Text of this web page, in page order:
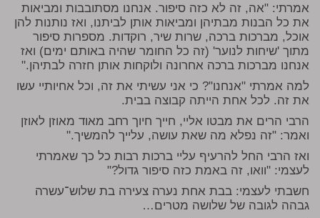
אמרתי: "אה, זה לא כזה סיפור. אנחנו מסתובבות ומביאות
את כל הבנות מבתיהן ומביאות אותן לביתנו, ואז נותנות להן
אוכל, מברכות ברכה, שרות שיר, רוקדות. מספרות סיפור
מתוך 'שיחות לנוער' (זה כל החומר שהיה באותם ימים) ואז
אנחנו מברכות ברכה אחרונה ולוקחות אותן חזרה לבתיהן."
למה אמרתי "אנחנו"? כי אני עשיתי את זה, וכל אחיותיי עשו
את זה. לכל אחת הייתה קבוצה בבית.
הרבי הרים את מבטו אליי, חייך חיוך רחב מאוד מאוזן לאוזן
ואמר: "זה נפלא מה שאת עושה, עלייך להמשיך."
ואז הרבי החל להרעיף עליי ברכות רבות כל כך שאמרתי
לעצמי: "וואו, זה באמת כזה סיפור גדול?"
חשבתי לעצמי: בבת אחת נערה צעירה בת שלוש־עשרה
גבהה לגובה של שלושה מטרים…